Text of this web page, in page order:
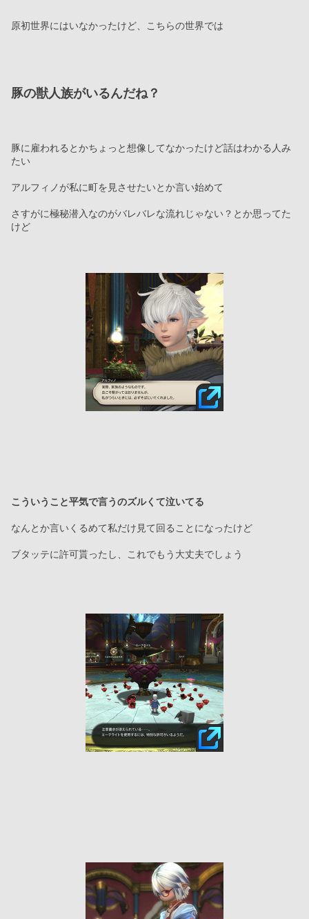
原初世界にはいなかったけど、こちらの世界では
豚の獣人族がいるんだね？
豚に雇われるとかちょっと想像してなかったけど話はわかる人み
たい
アルフィノが私に町を見させたいとか言い始めて
さすがに極秘潜入なのがバレバレな流れじゃない？とか思ってた
けど
こういうこと平気で言うのズルくて泣いてる
なんとか言いくるめて私だけ見て回ることになったけど
ブタッテに許可貰ったし、これでもう大丈夫でしょう